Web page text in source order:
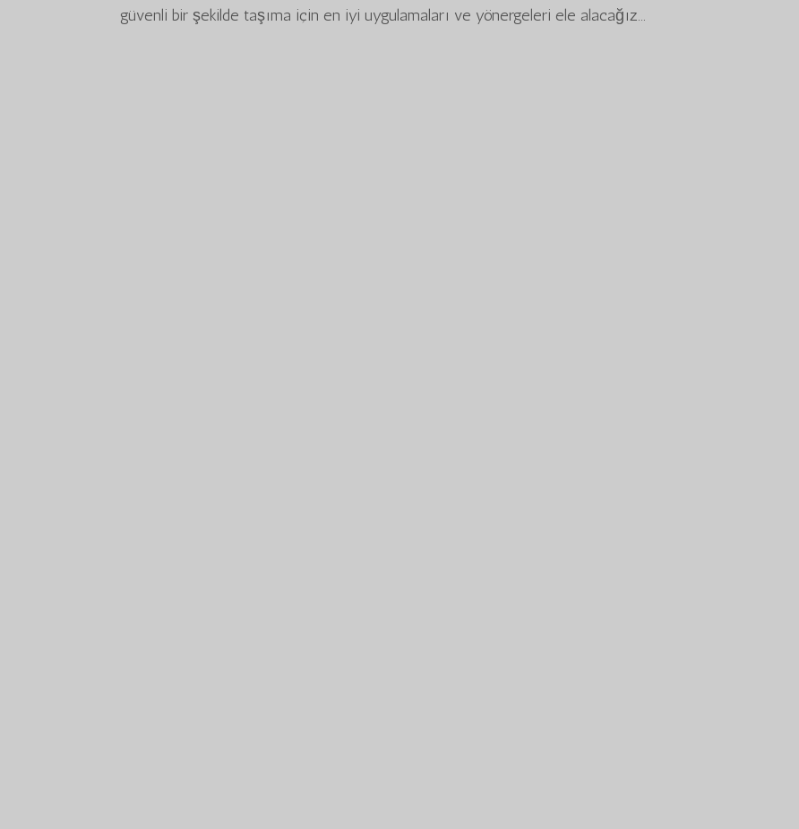
güvenli bir şekilde taşıma için en iyi uygulamaları ve yönergeleri ele alacağız...